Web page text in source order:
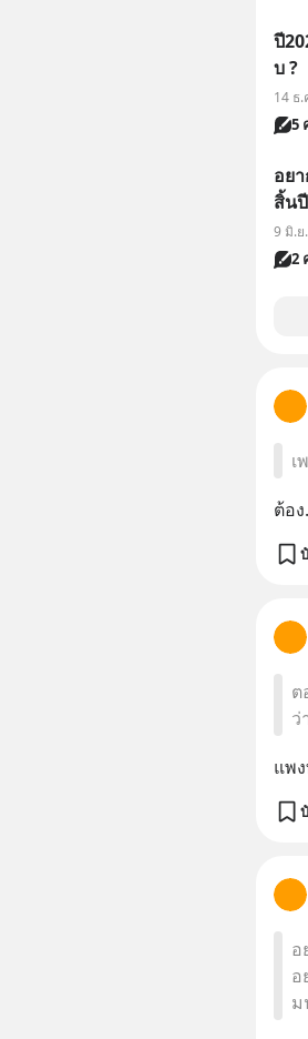
ปี
บ ?
14 ธ.
5
อย
สิ้น
9 มิ.ย
2
เ
ต้อ
ต
ว่
แพ
อ
อ
ม